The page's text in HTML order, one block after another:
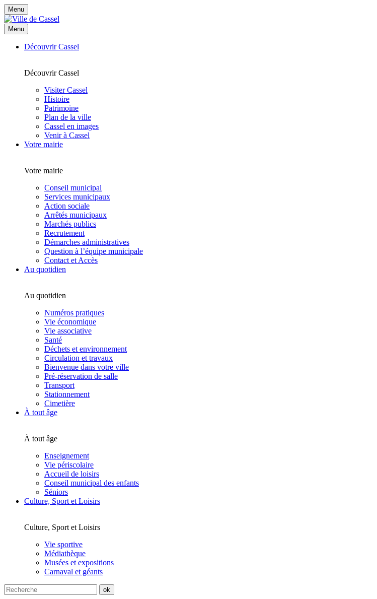
Menu
Menu
Découvrir Cassel
Découvrir Cassel
Visiter Cassel
Histoire
Patrimoine
Plan de la ville
Cassel en images
Venir à Cassel
Votre mairie
Votre mairie
Conseil municipal
Services municipaux
Action sociale
Arrêtés municipaux
Marchés publics
Recrutement
Démarches administratives
Question à l’équipe municipale
Contact et Accès
Au quotidien
Au quotidien
Numéros pratiques
Vie économique
Vie associative
Santé
Déchets et environnement
Circulation et travaux
Bienvenue dans votre ville
Pré-réservation de salle
Transport
Stationnement
Cimetière
À tout âge
À tout âge
Enseignement
Vie périscolaire
Accueil de loisirs
Conseil municipal des enfants
Séniors
Culture, Sport et Loisirs
Culture, Sport et Loisirs
Vie sportive
Médiathèque
Musées et expositions
Carnaval et géants